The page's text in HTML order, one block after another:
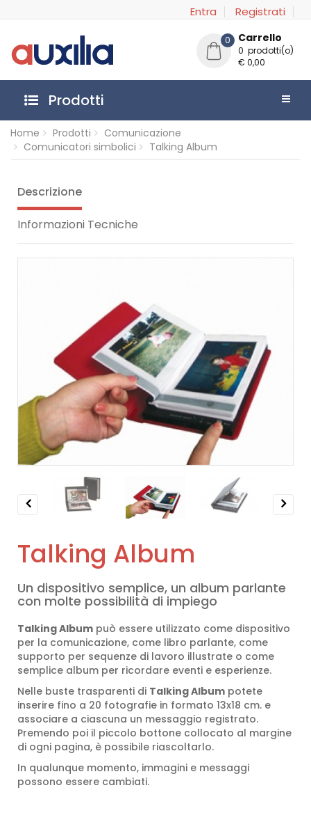
Entra Registrati
0 Carrello
0 prodotti(o)
€ 0,00
Prodotti
Home Prodotti
Comunicazione
Comunicatori simbolici
Talking Album
Descrizione
Informazioni Tecniche
Talking Album
Un dispositivo semplice, un album parlante
con molte possibilità di impiego
Talking Album può essere utilizzato come dispositivo
per la comunicazione, come libro parlante, come
supporto per sequenze di lavoro illustrate o come
semplice album per ricordare eventi e esperienze.
Nelle buste trasparenti di Talking Album potete
inserire fino a 20 fotografie in formato 13x18 cm. e
associare a ciascuna un messaggio registrato.
Premendo poi il piccolo bottone collocato al margine
di ogni pagina, è possibile riascoltarlo.
In qualunque momento, immagini e messaggi
possono essere cambiati.